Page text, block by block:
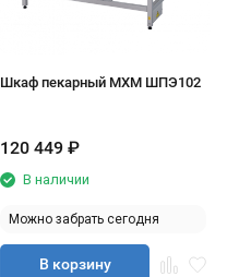
Шкаф пекарный МХМ ШПЭ102
120 449 ₽
В наличии
Можно забрать сегодня
В корзину